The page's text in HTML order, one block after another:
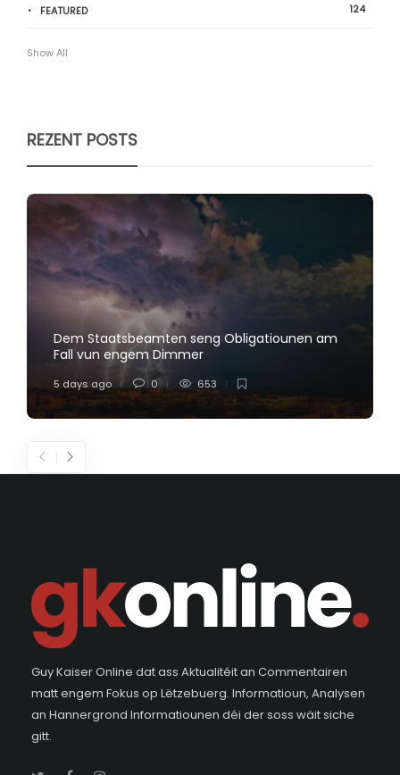
FEATURED 124
Show All
REZENT POSTS
Dem Staatsbeamten seng Obligatiounen am
Fall vun engem Dimmer
5 days ago 0 653
Guy Kaiser Online dat ass Aktualitéit an Commentairen
matt engem Fokus op Lëtzebuerg. Informatioun, Analysen
an Hannergrond Informatiounen déi der soss wäit siche
gitt.